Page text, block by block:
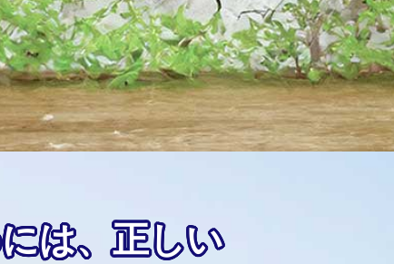
は、正しい